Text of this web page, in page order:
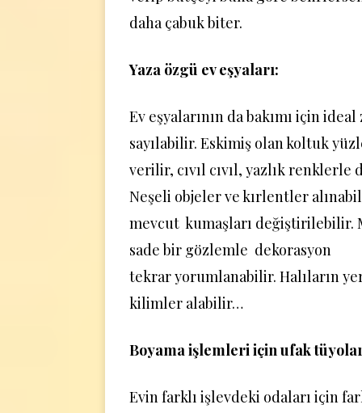
daha çabuk biter.
Yaza özgü ev eşyaları:
Ev eşyalarının da bakımı için ideal
sayılabilir. Eskimiş olan koltuk
verilir, cıvıl cıvıl, yazlık renklerle
Neşeli objeler ve kırlentler
mevcut kumaşları değiştirilebilir.
sade bir gözlemle dekorasyon
tekrar yorumlanabilir. Halıların
kilimler alabilir…
Boyama işlemleri için ufak
Evin farklı işlevdeki odaları için